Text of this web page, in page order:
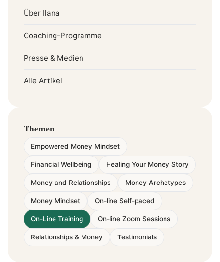
Über Ilana
Coaching-Programme
Presse & Medien
Alle Artikel
Themen
Empowered Money Mindset
Financial Wellbeing Healing Your Money Story
Money and Relationships Money Archetypes
Money Mindset On-line Self-paced
On-Line Training On-line Zoom Sessions
Relationships & Money Testimonials